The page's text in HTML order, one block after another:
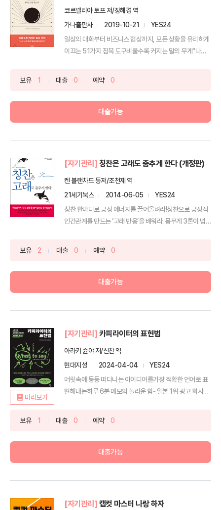
코르넬리아 토프 저/장혜경 역
가나출판사
2019-10-21
YES24
일상의 대화부터 비즈니스 협상까지, 모든 상황을 유리하게
이끄는 51가지 침묵 도구비울수록 커지는 말의 무게“나는
보유 1 대출 0 예약 0
대출가능
[자기관리] 칭찬은 고래도 춤추게 한다 (개정판)
켄 블랜차드 등저/조천제 역
21세기북스
2014-06-05
YES24
칭찬 한마디로 긍정 에너지를 끌어올려라!칭찬으로 긍정적
인간관계를 만드는 ‘고래 반응’을 배워라. 몸무게 3톤이 넘
보유 2 대출 0 예약 0
대출가능
미리보기
[자기관리] 카피라이터의 표현법
아라키 슌야 저/신찬 역
현대지성
2024-04-04
YES24
머릿속에 둥둥 떠다니는 아이디어를가장 적확한 언어로 표
현해내는하루 6분 메모의 놀라운 힘- 일본 1위 광고 회사
보유 1 대출 0 예약 0
대출가능
[자기관리] 캡컷 마스터 나랑 하자